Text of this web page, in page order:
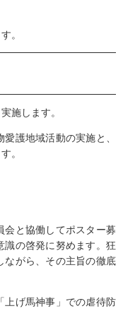
。
施します。
護地域活動の実施と、
。
会と協働してポスター募
識の啓発に努めます。狂
ながら、その主旨の徹底
上げ馬神事」での虐待防